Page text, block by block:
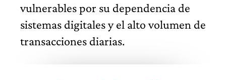
vulnerables por su dependencia de
sistemas digitales y el alto volumen de
transacciones diarias.